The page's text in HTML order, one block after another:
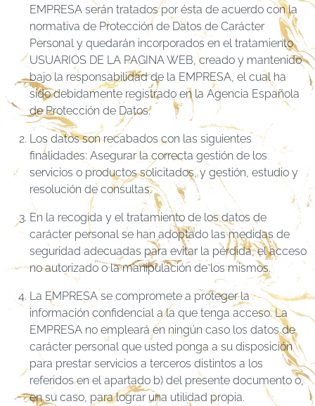
EMPRESA serán tratados por ésta de acuerdo con la
normativa de Protección de Datos de Carácter
Personal y quedarán incorporados en el tratamiento
USUARIOS DE LA PAGINA WEB, creado y mantenido
bajo la responsabilidad de la EMPRESA, el cual ha
sido debidamente registrado en la Agencia Española
de Protección de Datos.
Los datos son recabados con las siguientes
finalidades: Asegurar la correcta gestión de los
servicios o productos solicitados, y gestión, estudio y
resolución de consultas.
En la recogida y el tratamiento de los datos de
carácter personal se han adoptado las medidas de
seguridad adecuadas para evitar la pérdida, el acceso
no autorizado o la manipulación de los mismos.
La EMPRESA se compromete a proteger la
información confidencial a la que tenga acceso. La
EMPRESA no empleará en ningún caso los datos de
carácter personal que usted ponga a su disposición
para prestar servicios a terceros distintos a los
referidos en el apartado b) del presente documento o,
en su caso, para lograr una utilidad propia.